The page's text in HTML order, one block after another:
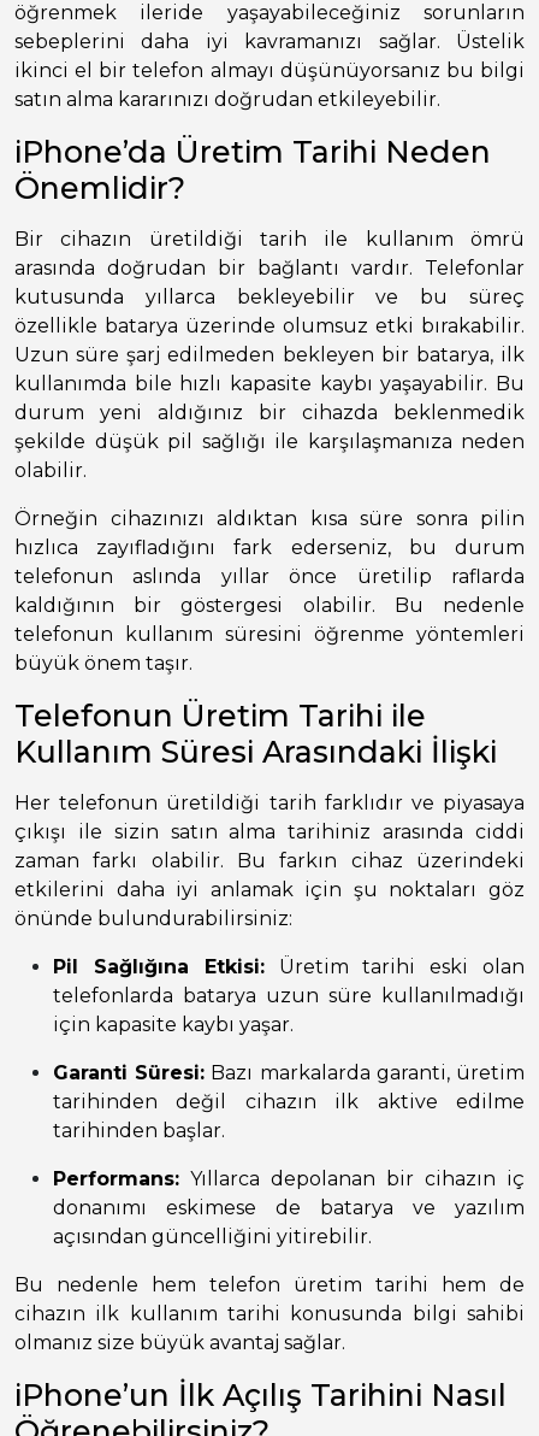
öğrenmek ileride yaşayabileceğiniz sorunların
sebeplerini daha iyi kavramanızı sağlar. Üstelik
ikinci el bir telefon almayı düşünüyorsanız bu bilgi
satın alma kararınızı doğrudan etkileyebilir.
iPhone’da Üretim Tarihi Neden
Önemlidir?
Bir cihazın üretildiği tarih ile kullanım ömrü
arasında doğrudan bir bağlantı vardır. Telefonlar
kutusunda yıllarca bekleyebilir ve bu süreç
özellikle batarya üzerinde olumsuz etki bırakabilir.
Uzun süre şarj edilmeden bekleyen bir batarya, ilk
kullanımda bile hızlı kapasite kaybı yaşayabilir. Bu
durum yeni aldığınız bir cihazda beklenmedik
şekilde düşük pil sağlığı ile karşılaşmanıza neden
olabilir.
Örneğin cihazınızı aldıktan kısa süre sonra pilin
hızlıca zayıfladığını fark ederseniz, bu durum
telefonun aslında yıllar önce üretilip raflarda
kaldığının bir göstergesi olabilir. Bu nedenle
telefonun kullanım süresini öğrenme yöntemleri
büyük önem taşır.
Telefonun Üretim Tarihi ile
Kullanım Süresi Arasındaki İlişki
Her telefonun üretildiği tarih farklıdır ve piyasaya
çıkışı ile sizin satın alma tarihiniz arasında ciddi
zaman farkı olabilir. Bu farkın cihaz üzerindeki
etkilerini daha iyi anlamak için şu noktaları göz
önünde bulundurabilirsiniz:
Pil Sağlığına Etkisi:Üretim tarihi eski olan
telefonlarda batarya uzun süre kullanılmadığı
için kapasite kaybı yaşar.
Garanti Süresi: Bazı markalarda garanti, üretim
tarihinden değil cihazın ilk aktive edilme
tarihinden başlar.
Performans: Yıllarca depolanan bir cihazın iç
donanımı eskimese de batarya ve yazılım
açısından güncelliğini yitirebilir.
Bu nedenle hem telefon üretim tarihi hem de
cihazın ilk kullanım tarihi konusunda bilgi sahibi
olmanız size büyük avantaj sağlar.
iPhone’un İlk Açılış Tarihini Nasıl